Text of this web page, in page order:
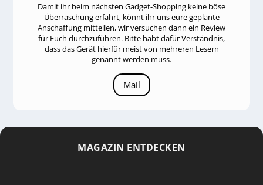
Damit ihr beim nächsten Gadget-Shopping keine böse
Überraschung erfahrt, könnt ihr uns eure geplante
Anschaffung mitteilen, wir versuchen dann ein Review
für Euch durchzuführen. Bitte habt dafür Verständnis,
dass das Gerät hierfür meist von mehreren Lesern
genannt werden muss.
Mail
MAGAZIN ENTDECKEN